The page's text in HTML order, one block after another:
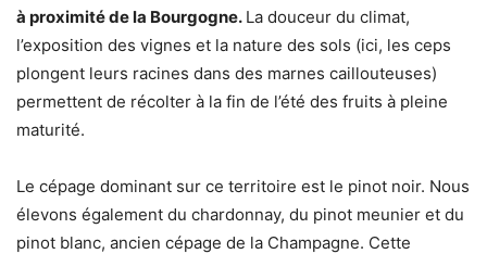
à proximité de la Bourgogne. La douceur du climat,
l’exposition des vignes et la nature des sols (ici, les ceps
plongent leurs racines dans des marnes caillouteuses)
permettent de récolter à la fin de l’été des fruits à pleine
maturité.
Le cépage dominant sur ce territoire est le pinot noir. Nous
élevons également du chardonnay, du pinot meunier et du
pinot blanc, ancien cépage de la Champagne. Cette